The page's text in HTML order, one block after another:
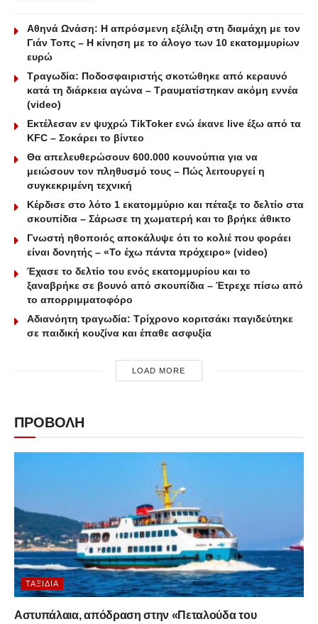
Αθηνά Ωνάση: Η απρόσμενη εξέλιξη στη διαμάχη με τον
Γιάν Τοπς – Η κίνηση με το άλογο των 10 εκατομμυρίων
ευρώ
Τραγωδία: Ποδοσφαιριστής σκοτώθηκε από κεραυνό
κατά τη διάρκεια αγώνα – Τραυματίστηκαν ακόμη εννέα
(video)
Εκτέλεσαν εν ψυχρώ ΤikToker ενώ έκανε live έξω από τα
KFC – Σοκάρει το βίντεο
Θα απελευθερώσουν 600.000 κουνούπια για να
μειώσουν τον πληθυσμό τους – Πώς λειτουργεί η
συγκεκριμένη τεχνική
Κέρδισε στο λότο 1 εκατομμύριο και πέταξε το δελτίο στα
σκουπίδια – Σάρωσε τη χωματερή και το βρήκε άθικτο
Γνωστή ηθοποιός αποκάλυψε ότι το κολιέ που φοράει
είναι δονητής – «Το έχω πάντα πρόχειρο» (video)
Έχασε το δελτίο του ενός εκατομμυρίου και το
ξαναβρήκε σε βουνό από σκουπίδια – Έτρεχε πίσω από
το απορριμματοφόρο
Αδιανόητη τραγωδία: Τρίχρονο κοριτσάκι παγιδεύτηκε
σε παιδική κουζίνα και έπαθε ασφυξία
LOAD MORE
ΠΡΟΒΟΛΗ
ΤΑΞΊΔΙΑ
Αστυπάλαια, απόδραση στην «Πεταλούδα του